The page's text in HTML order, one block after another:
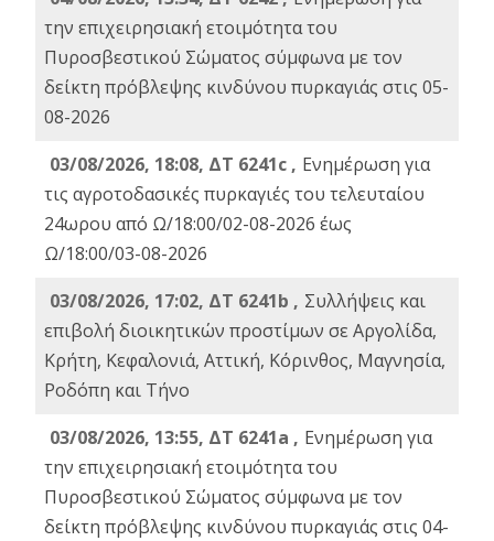
την επιχειρησιακή ετοιμότητα του
Πυροσβεστικού Σώματος σύμφωνα με τον
δείκτη πρόβλεψης κινδύνου πυρκαγιάς στις 05-
08-2026
03/08/2026, 18:08, ΔΤ 6241c , Ενημέρωση για
τις αγροτοδασικές πυρκαγιές του τελευταίου
24ωρου από Ω/18:00/02-08-2026 έως
Ω/18:00/03-08-2026
03/08/2026, 17:02, ΔΤ 6241b , Συλλήψεις και
επιβολή διοικητικών προστίμων σε Αργολίδα,
Κρήτη, Κεφαλονιά, Αττική, Κόρινθος, Μαγνησία,
Ροδόπη και Τήνο
03/08/2026, 13:55, ΔΤ 6241a , Ενημέρωση για
την επιχειρησιακή ετοιμότητα του
Πυροσβεστικού Σώματος σύμφωνα με τον
δείκτη πρόβλεψης κινδύνου πυρκαγιάς στις 04-